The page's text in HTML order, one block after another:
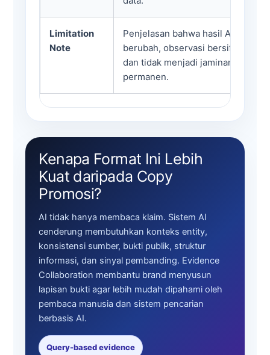
Limitation
Note
Penjelasan bahwa hasil AI dapat
berubah, observasi bersifat
dan tidak menjadi jaminan ranking
permanen.
Kenapa Format Ini Lebih
Kuat daripada Copy
Promosi?
AI tidak hanya membaca klaim. Sistem AI
cenderung membutuhkan konteks entity,
konsistensi sumber, bukti publik, struktur
informasi, dan sinyal pembanding. Evidence
Collaboration membantu brand menyusun
lapisan bukti agar lebih mudah dipahami oleh
pembaca manusia dan sistem pencarian
berbasis AI.
Query-based evidence